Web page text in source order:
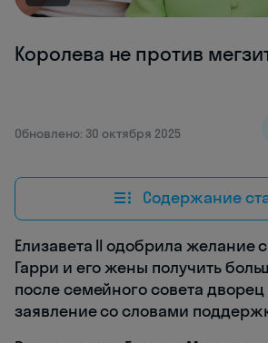
Королева не против
Обновлено: 30 октября 2025
Содержание
Елизавета II одобрила желание
Гарри и его жены получить
после семейного совета
заявление со словами